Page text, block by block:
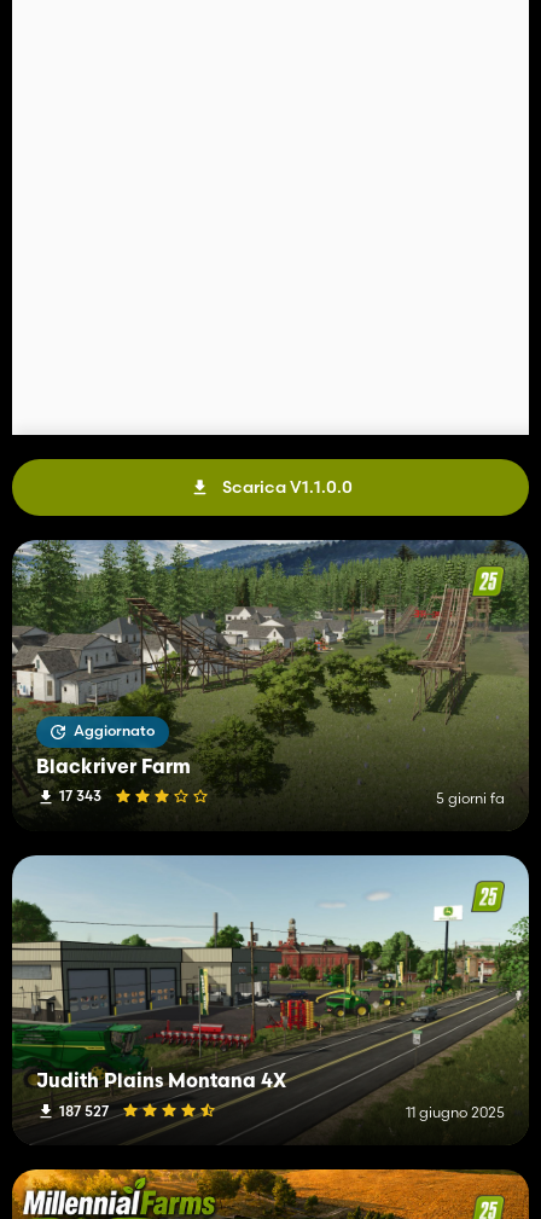
Scarica V1.1.0.0
Aggiornato
Blackriver Farm
17 343 5 giorni fa
Judith Plains Montana 4X
187 527 11 giugno 2025